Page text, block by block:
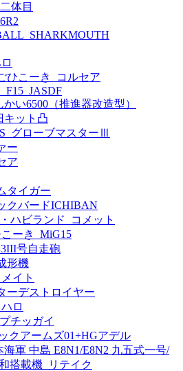
体目
ひこーき_コルセア
い6500（推進器改造型）
キット凸
グローブマスターⅢ
ー
ア
タイガー
クバードICHIBAN
ハビランド_コメット
ーき_MiG15
号自走砲
形機
イト
ーデストロイヤー
ロ
チッガイ
クアームズ01+HGアデル
海軍 中島 E8N1/E8N2 九五式一号/
搭載機_リテイク